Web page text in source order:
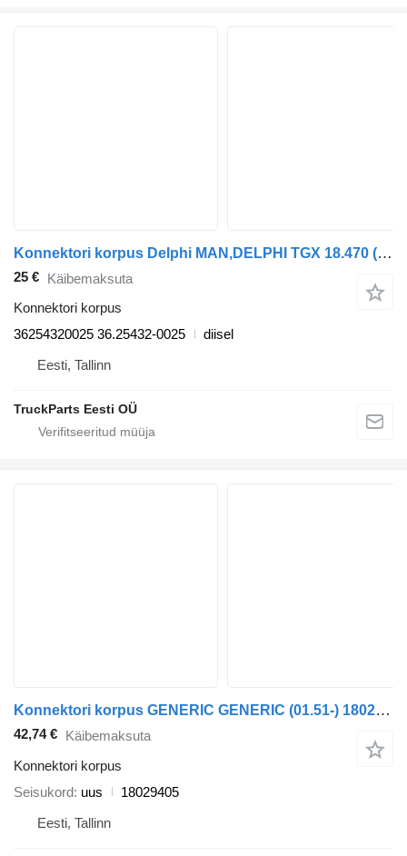
Konnektori korpus Delphi MAN,DELPHI TGX 18.470 (01.20-) 36254320025 tüübi jaoks sadulveoki MAN TGL, TGM, TGS, TGX (2020-)
25 € Käibemaksuta
Konnektori korpus
36254320025 36.25432-0025
diisel
Eesti, Tallinn
TruckParts Eesti OÜ
Konnektori korpus GENERIC GENERIC (01.51-) 18029405 tüübi jaoks veoauto GENERIC (01.51-)
42,74 € Käibemaksuta
Konnektori korpus
Seisukord uus
18029405
Eesti, Tallinn